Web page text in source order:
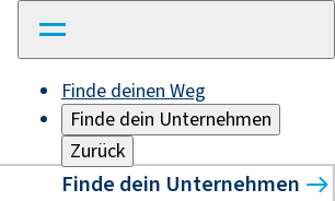
Finde deinen Weg
Finde dein Unternehmen
Zurück
Finde dein Unternehmen